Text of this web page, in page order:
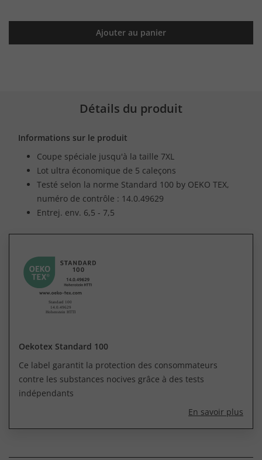
Ajouter au panier
Détails du produit
Informations sur le produit
Coupe spéciale jusqu'à la taille 7XL
Lot ultra économique de 5 caleçons
Testé selon la norme Standard 100 by OEKO TEX,
numéro de contrôle : 14.0.49629
Entrej. env. 6,5 - 7,5
Oekotex Standard 100
Ce label garantit la protection des consommateurs
contre les substances nocives grâce à des tests
indépendants
En savoir plus